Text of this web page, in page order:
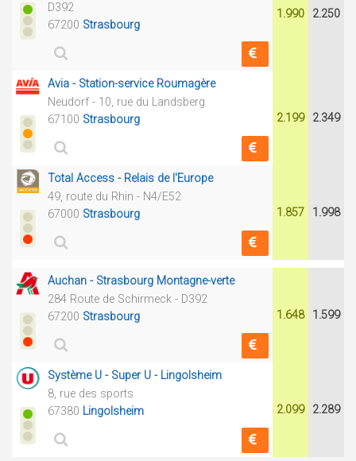
D392
67200 Strasbourg
1.990 2.250
Avia - Station-service Roumagère
Neudorf - 10, rue du Landsberg
67100 Strasbourg 2.199 2.349
Total Access - Relais de l'Europe
49, route du Rhin - N4/E52
67000 Strasbourg 1.857 1.998
Auchan - Strasbourg Montagne-verte
284 Route de Schirmeck - D392
67200 Strasbourg 1.648 1.599
Système U - Super U - Lingolsheim
8, rue des sports
67380 Lingolsheim 2.099 2.289